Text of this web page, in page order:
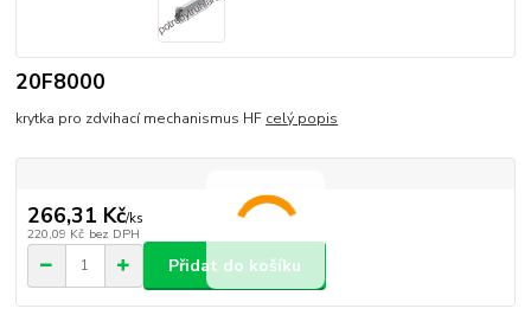
20F8000
krytka pro zdvihací mechanismus HF celý popis
266,31 Kč/ks
220,09 Kč bez DPH
Přidat do košíku